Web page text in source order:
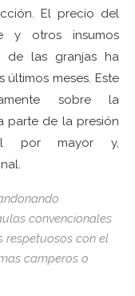
El precio del
y otros insumos
de las granjas ha
meses. Este
sobre la
parte de la presión
por mayor y,
convencionales
respetuosos con el
camperos o